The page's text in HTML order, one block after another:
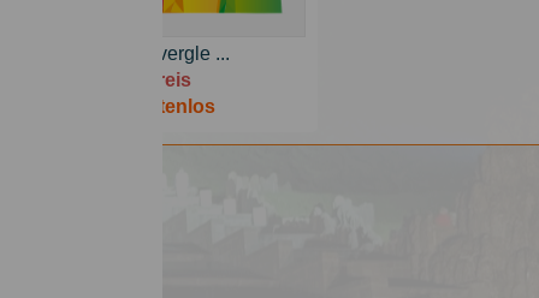
Kreditvergle ...
Preis
Kostenlos